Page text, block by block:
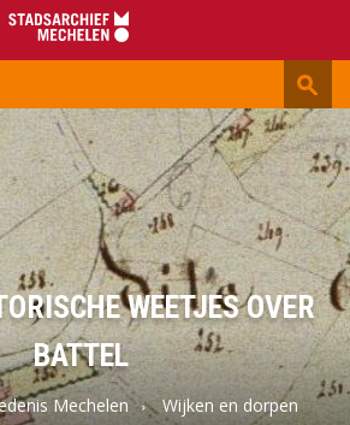
WEETJES OVER
BATTEL
Mechelen
Wijken en dorpen